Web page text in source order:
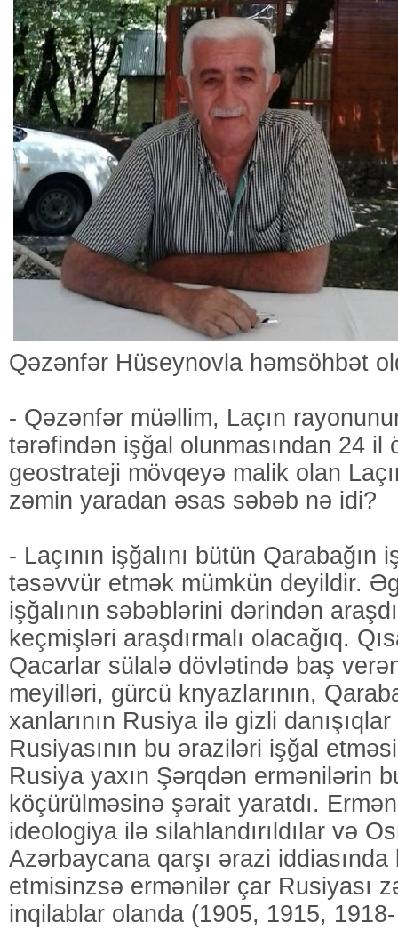
Qəzənfər Hüseynovla həmsöhbət
- Qəzənfər müəllim, Laçın
tərəfindən işğal olunmasından 24 il
geostrateji mövqeyə malik olan
zəmin yaradan əsas səbəb nə idi?
- Laçının işğalını bütün Qarabağın
təsəvvür etmək mümkün deyildir.
işğalının səbəblərini dərindən
keçmişləri araşdırmalı olacağıq.
Qacarlar sülalə dövlətində baş
meyilləri, gürcü knyazlarının,
xanlarının Rusiya ilə gizli
Rusiyasının bu əraziləri işğal
Rusiya yaxın Şərqdən ermənilərin
köçürülməsinə şərait yaratdı.
ideologiya ilə silahlandırıldılar və
Azərbaycana qarşı ərazi
etmisinzsə ermənilər çar Rusiyası
inqilablar olanda (1905, 1915,